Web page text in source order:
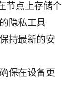
节点上存储个
隐私工具
持最新的安
保在设备更